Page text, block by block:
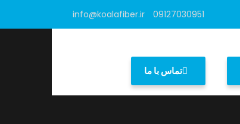
09127030951
info@koalafiber.ir
تماس با ما